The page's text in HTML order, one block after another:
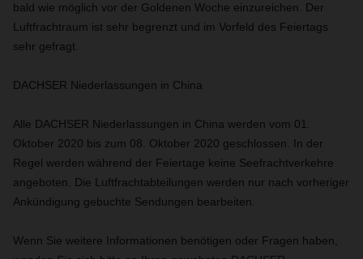
bald wie möglich vor der Goldenen Woche einzureichen. Der
Luftfrachtraum ist sehr begrenzt und im Vorfeld des Feiertags
sehr gefragt.
DACHSER Niederlassungen in China
Alle DACHSER Niederlassungen in China werden vom 01.
Oktober 2020 bis zum 08. Oktober 2020 geschlossen. In der
Regel werden während der Feiertage keine Seefrachtverkehre
angeboten. Die Luftfrachtabteilungen werden nur nach vorheriger
Ankündigung gebuchte Sendungen bearbeiten.
Wenn Sie weitere Informationen benötigen oder Fragen haben,